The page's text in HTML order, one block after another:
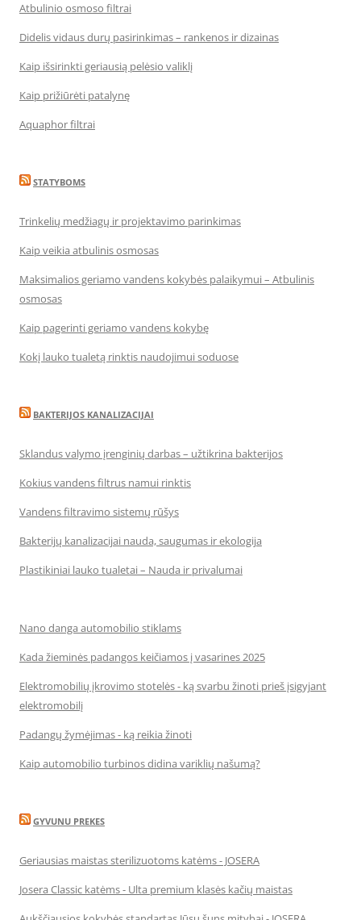
Atbulinio osmoso filtrai
Didelis vidaus durų pasirinkimas – rankenos ir dizainas
Kaip išsirinkti geriausią pelėsio valiklį
Kaip prižiūrėti patalynę
Aquaphor filtrai
STATYBOMS
Trinkelių medžiagų ir projektavimo parinkimas
Kaip veikia atbulinis osmosas
Maksimalios geriamo vandens kokybės palaikymui – Atbulinis
osmosas
Kaip pagerinti geriamo vandens kokybę
Kokį lauko tualetą rinktis naudojimui soduose
BAKTERIJOS KANALIZACIJAI
Sklandus valymo įrenginių darbas – užtikrina bakterijos
Kokius vandens filtrus namui rinktis
Vandens filtravimo sistemų rūšys
Bakterijų kanalizacijai nauda, saugumas ir ekologija
Plastikiniai lauko tualetai – Nauda ir privalumai
Nano danga automobilio stiklams
Kada žieminės padangos keičiamos į vasarines 2025
Elektromobilių įkrovimo stotelės - ką svarbu žinoti prieš įsigyjant
elektromobilį
Padangų žymėjimas - ką reikia žinoti
Kaip automobilio turbinos didina variklių našumą?
GYVUNU PREKES
Geriausias maistas sterilizuotoms katėms - JOSERA
Josera Classic katėms - Ulta premium klasės kačių maistas